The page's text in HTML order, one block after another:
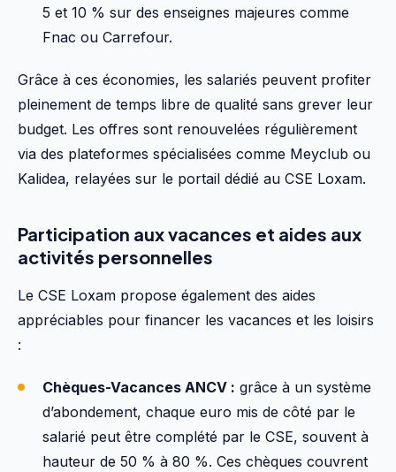
5 et 10 % sur des enseignes majeures comme
Fnac ou Carrefour.
Grâce à ces économies, les salariés peuvent profiter
pleinement de temps libre de qualité sans grever leur
budget. Les offres sont renouvelées régulièrement
via des plateformes spécialisées comme Meyclub ou
Kalidea, relayées sur le portail dédié au CSE Loxam.
Participation aux vacances et aides aux
activités personnelles
Le CSE Loxam propose également des aides
appréciables pour financer les vacances et les loisirs
:
Chèques-Vacances ANCV : grâce à un système
d’abondement, chaque euro mis de côté par le
salarié peut être complété par le CSE, souvent à
hauteur de 50 % à 80 %. Ces chèques couvrent